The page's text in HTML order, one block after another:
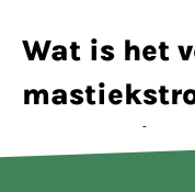
Wat is het
en